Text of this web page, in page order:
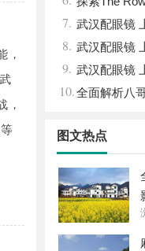
，
，
的崛起与魅力解
7. 武汉配眼镜
8. 武汉配眼镜
9. 武汉配眼镜
10.全面解析八
图文热点